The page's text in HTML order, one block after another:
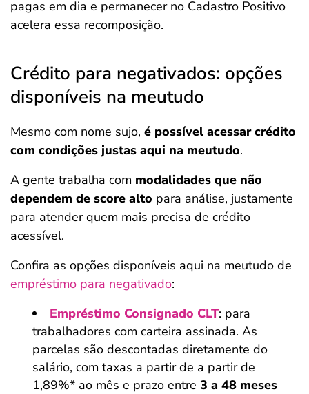
pagas em dia e permanecer no Cadastro Positivo
acelera essa recomposição.
Crédito para negativados: opções
disponíveis na meutudo
Mesmo com nome sujo, é possível acessar crédito
com condições justas aqui na meutudo.
A gente trabalha com modalidades que não
dependem de score alto para análise, justamente
para atender quem mais precisa de crédito
acessível.
Confira as opções disponíveis aqui na meutudo de
empréstimo para negativado:
Empréstimo Consignado CLT: para
trabalhadores com carteira assinada. As
parcelas são descontadas diretamente do
salário, com taxas a partir de a partir de
1,89%* ao mês e prazo entre 3 a 48 meses